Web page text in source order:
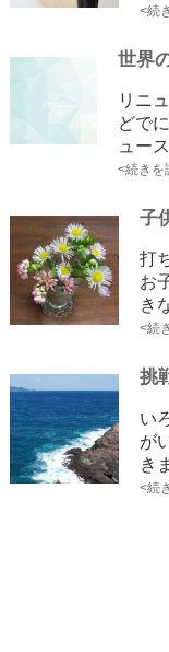
<続
世界
リニ
どで
ュー
<続きを
子
打
お
き
<続
挑
い
が
き
<続